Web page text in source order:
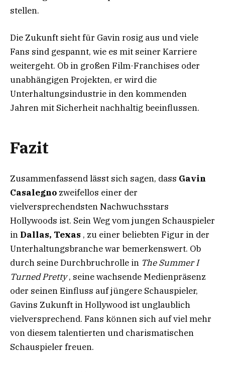
stellen.
Die Zukunft sieht für Gavin rosig aus und viele
Fans sind gespannt, wie es mit seiner Karriere
weitergeht. Ob in großen Film-Franchises oder
unabhängigen Projekten, er wird die
Unterhaltungsindustrie in den kommenden
Jahren mit Sicherheit nachhaltig beeinflussen.
Fazit
Zusammenfassend lässt sich sagen, dass Gavin
Casalegno zweifellos einer der
vielversprechendsten Nachwuchsstars
Hollywoods ist. Sein Weg vom jungen Schauspieler
in Dallas, Texas , zu einer beliebten Figur in der
Unterhaltungsbranche war bemerkenswert. Ob
durch seine Durchbruchrolle in The Summer I
Turned Pretty, seine wachsende Medienpräsenz
oder seinen Einfluss auf jüngere Schauspieler,
Gavins Zukunft in Hollywood ist unglaublich
vielversprechend. Fans können sich auf viel mehr
von diesem talentierten und charismatischen
Schauspieler freuen.